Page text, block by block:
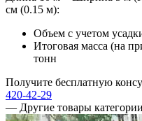
см (0.15 м):
Объем с учетом
Итоговая масса (на
тонн
Получите бесплатную
420-42-29
— Другие товары